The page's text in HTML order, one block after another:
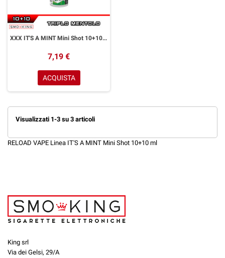
XXX IT'S A MINT Mini Shot 10+10 Reload Vape Mentolo
7,19 €
ACQUISTA
Visualizzati 1-3 su 3 articoli
RELOAD VAPE Linea IT'S A MINT Mini Shot 10+10 ml
King srl
Via dei Gelsi, 29/A